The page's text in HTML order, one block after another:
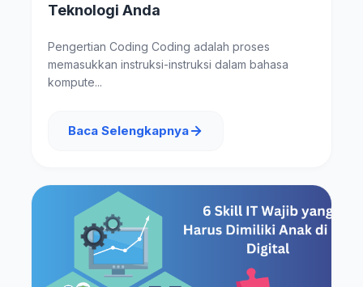
Teknologi Anda
Pengertian Coding Coding adalah proses
memasukkan instruksi-instruksi dalam bahasa
kompute...
Baca Selengkapnya